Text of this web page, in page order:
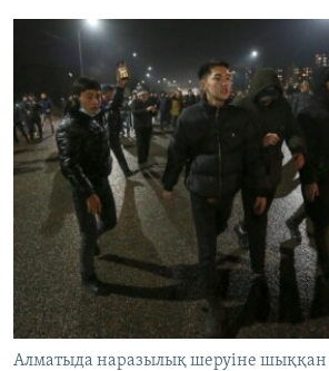
Алматыда наразылық шеруіне шыққан